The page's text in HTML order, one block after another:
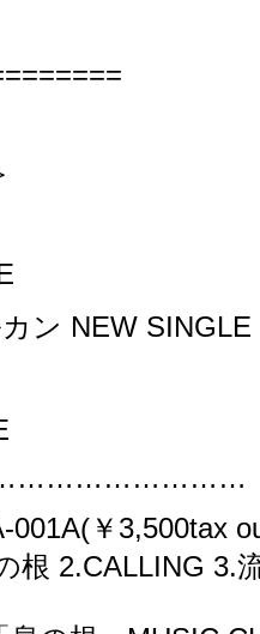
ン NEW SINGLE
001A( ￥ 3,500tax
根 2.CALLING 3.